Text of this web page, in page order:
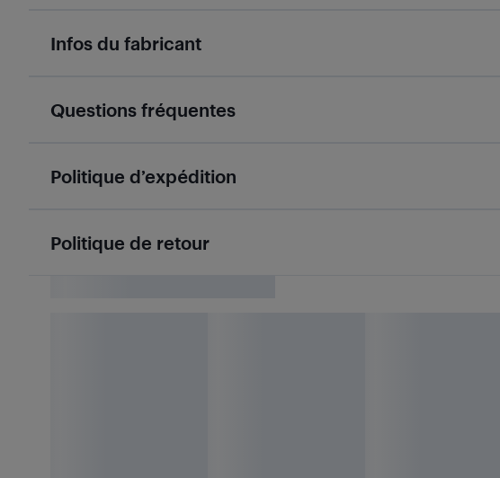
Infos du fabricant
Questions fréquentes
Politique d’expédition
Politique de retour